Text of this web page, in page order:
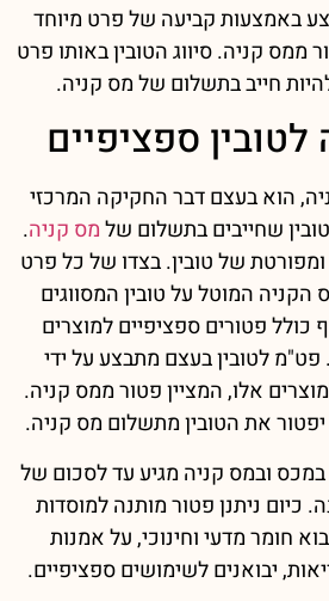
באמצעות קביעה של פרט מיוחד
ממס קניה. סיווג הטובין באותו פרט
חייב בתשלום של מס קניה.
ספציפיים
הוא בעצם דבר החקיקה המרכזי
שחייבים בתשלום שלמס קניה.
של טובין. בצדו של כל פרט
הקניה המוטל על טובין המסווגים
כולל פטורים ספציפיים למוצרים
לטובין בעצם מתבצע על ידי
אלו, המציין פטור ממס קניה.
יפטור את הטובין מתשלום מס קניה.
ובמס קניה מגיע עד לסכום של
כיום ניתנן פטור מותנה למוסדות
חומר מדעי וחינוכי, על אמנות
יבואנים לשימושים ספציפיים.